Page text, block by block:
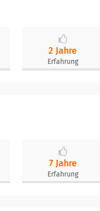
2 Jahre
Erfahrung
7 Jahre
Erfahrung